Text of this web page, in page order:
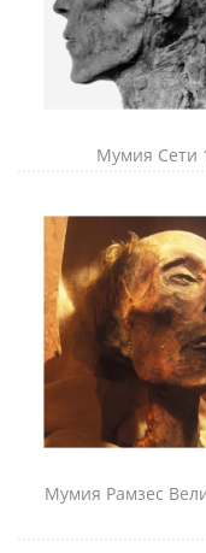
Мумия Сети
Мумия Рамзес